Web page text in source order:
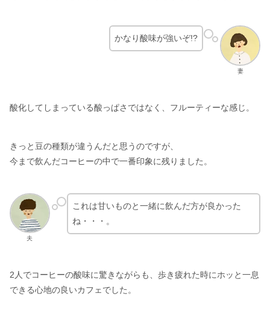
妻
かなり酸味が強いぞ!?
酸化してしまっている酸っぱさではなく、フルーティーな感じ。
きっと豆の種類が違うんだと思うのですが、
今まで飲んだコーヒーの中で一番印象に残りました。
夫
これは甘いものと一緒に飲んだ方が良かった
ね・・・。
2人でコーヒーの酸味に驚きながらも、歩き疲れた時にホッと一息
できる心地の良いカフェでした。